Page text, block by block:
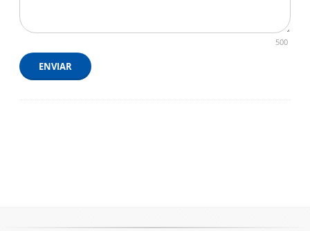
500
ENVIAR